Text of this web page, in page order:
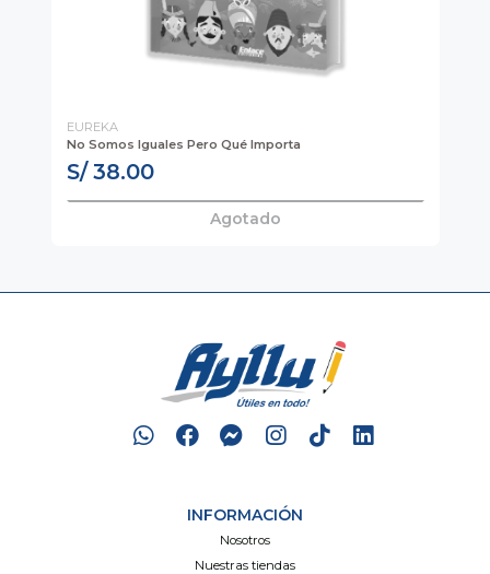
EUREKA
No Somos Iguales Pero Qué Importa
S/ 38.00
Agotado
INFORMACIÓN
Nosotros
Nuestras tiendas